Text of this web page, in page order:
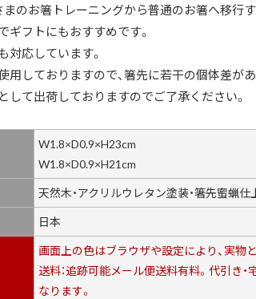
まのお箸トレーニングから普通のお箸へ移行
ギフトにもおすすめです。
対応しています。
しておりますので、箸先に若干の個体差が
して出荷しておりますのでご了承ください。
W1.8×D0.9×H23cm
W1.8×D0.9×H21cm
天然木・アクリルウレタン塗装・箸先蜜蝋仕
日本
画面上の色はブラウザや設定により、実物
送料：追跡可能メール便送料有料。代引き
なります。